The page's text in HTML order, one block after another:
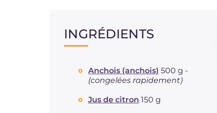
INGRÉDIENTS
Anchois (anchois) 500 g -
(congelées rapidement)
Jus de citron 150 g